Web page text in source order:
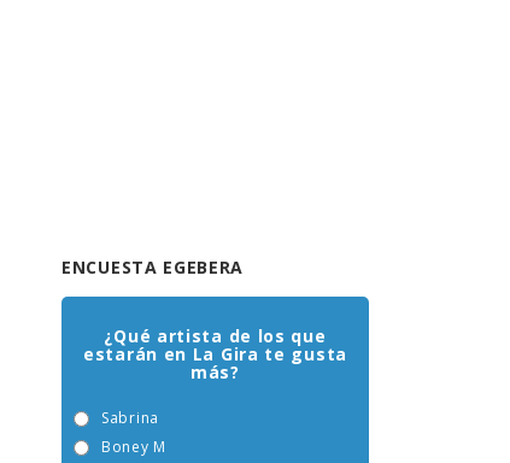
ENCUESTA EGEBERA
¿Qué artista de los que
estarán en La Gira te gusta
más?
Sabrina
Boney M